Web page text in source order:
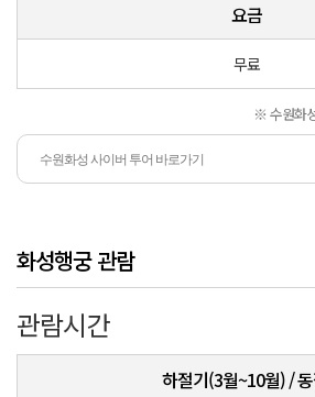
요금
무료
※ 수원화
수원화성 사이버 투어 바로가기
화성행궁 관람
관람시간
하절기(3월~10월) /